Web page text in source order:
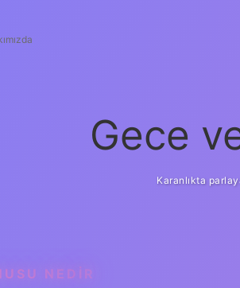
Gece
Karanlıkta
NEDIR